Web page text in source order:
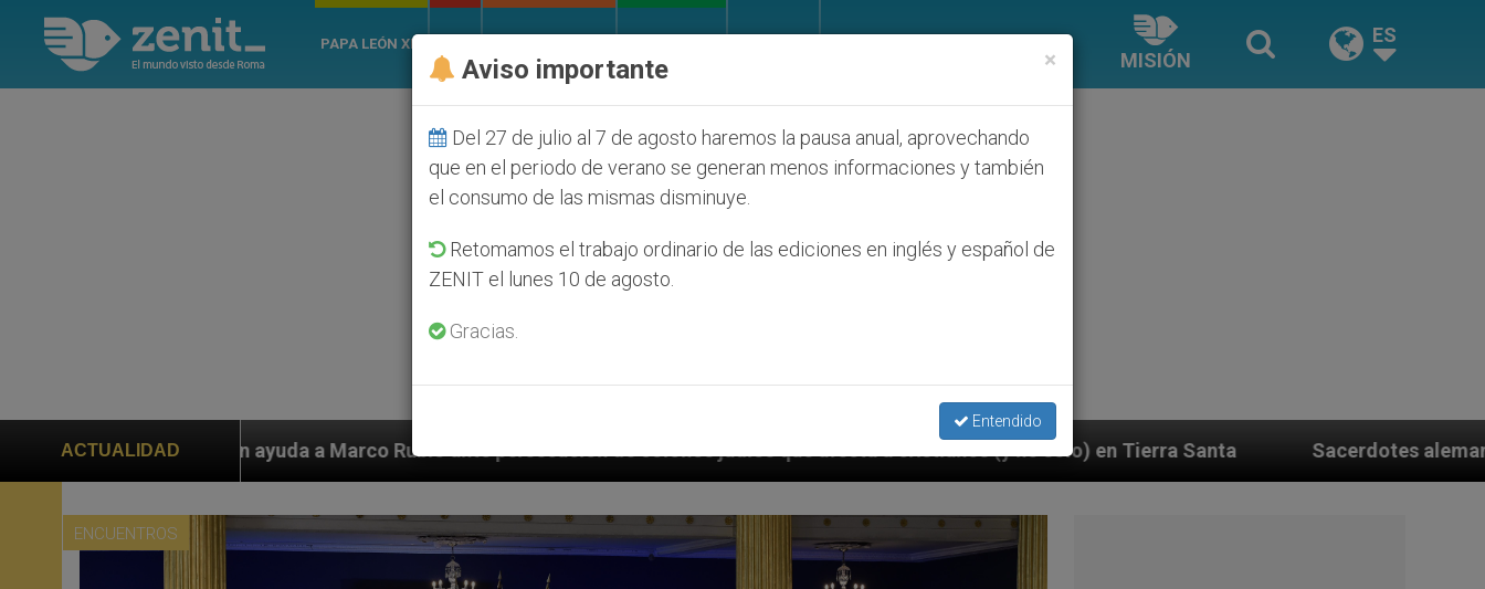
PAPA LEÓN XIV
MISIÓN
ES
ACTUALIDAD
ayuda a Marco Rubio ante persecución de colonos judíos que afecta a cristianos (y no sólo) en Tierra Santa Sacerdotes alemanes fieles al Papa
ENCUENTROS
×
Aviso importante
Del 27 de julio al 7 de agosto haremos la pausa anual, aprovechando
que en el periodo de verano se generan menos informaciones y también
el consumo de las mismas disminuye.
Retomamos el trabajo ordinario de las ediciones en inglés y español de
ZENIT el lunes 10 de agosto.
Gracias.
Entendido